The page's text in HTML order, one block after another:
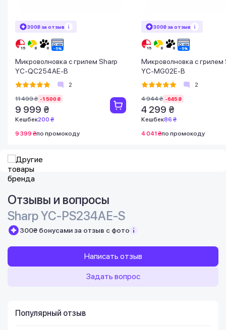
300₴ за отзыв
Микроволновка с грилем Sharp
YC-QC254AE-B
2
11 499 ₴ -1 500 ₴
9 999 ₴
Кешбек200 ₴
9 399 ₴по промокоду
300₴ за отзыв
Микроволновка с грилем
YC-MG02E-B
2
4 944 ₴ -645 ₴
4 299 ₴
Кешбек86 ₴
4 041 ₴по промокоду
Отзывы и вопросы
Sharp YC-PS234AE-S
300₴ бонусами за отзыв с фото
Написать отзыв
Задать вопрос
Популярный отзыв